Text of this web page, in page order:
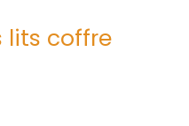
lits coffre